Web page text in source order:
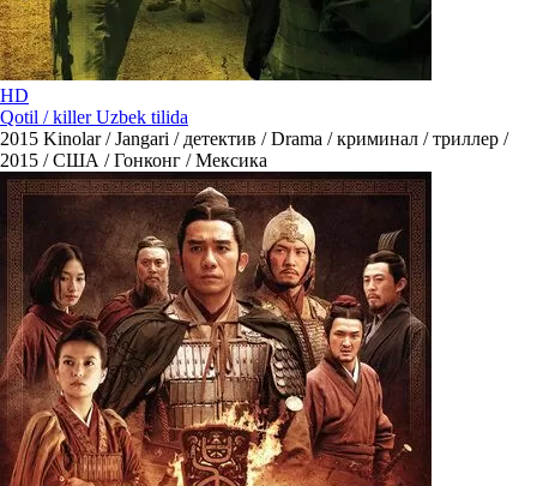
HD
Qotil / killer Uzbek tilida
2015 Kinolar / Jangari / детектив / Drama / криминал / триллер /
2015 / США / Гонконг / Мексика